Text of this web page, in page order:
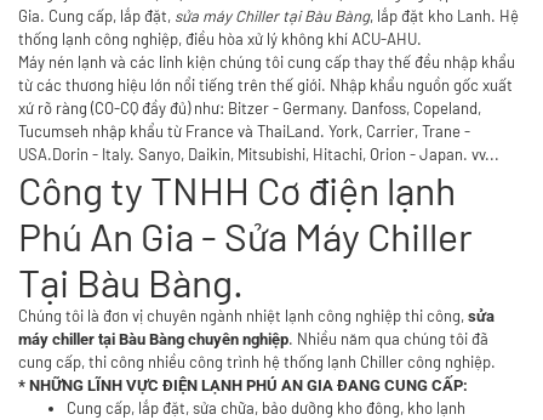
Gia. Cung cấp, lắp đặt, sửa máy Chiller tại Bàu Bàng, lắp đặt kho Lanh. Hệ
thống lạnh công nghiệp, điều hòa xử lý không khí ACU-AHU.
Máy nén lạnh và các linh kiện chúng tôi cung cấp thay thế đều nhập khẩu
từ các thương hiệu lớn nổi tiếng trên thế giới. Nhập khẩu nguồn gốc xuất
xứ rõ ràng (CO-CQ đầy đủ) như: Bitzer - Germany. Danfoss, Copeland,
Tucumseh nhập khẩu từ France và ThaiLand. York, Carrier, Trane -
USA.Dorin - Italy. Sanyo, Daikin, Mitsubishi, Hitachi, Orion - Japan. vv...
Công ty TNHH Cơ điện lạnh
Phú An Gia - Sửa Máy Chiller
Tại Bàu Bàng.
Chúng tôi là đơn vị chuyên ngành nhiệt lạnh công nghiệp thi công, sửa
máy chiller tại Bàu Bàng chuyên nghiệp. Nhiều năm qua chúng tôi đã
cung cấp, thi công nhiều công trình hệ thống lạnh Chiller công nghiệp.
* NHỮNG LĨNH VỰC ĐIỆN LẠNH PHÚ AN GIA ĐANG CUNG CẤP:
Cung cấp, lắp đặt, sửa chữa, bảo dưỡng kho đông, kho lạnh